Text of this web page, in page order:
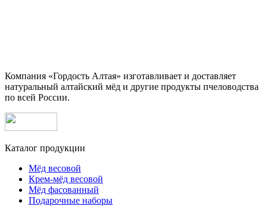
Компания «Гордость Алтая» изготавливает и доставляет
натуральный алтайский мёд и другие продукты пчеловодства
по всей России.
Каталог продукции
Мёд весовой
Крем-мёд весовой
Мёд фасованный
Подарочные наборы